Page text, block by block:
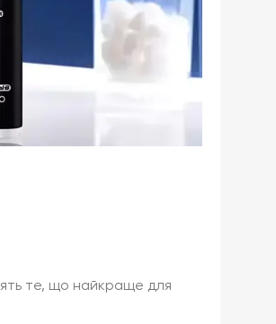
те, що найкраще для